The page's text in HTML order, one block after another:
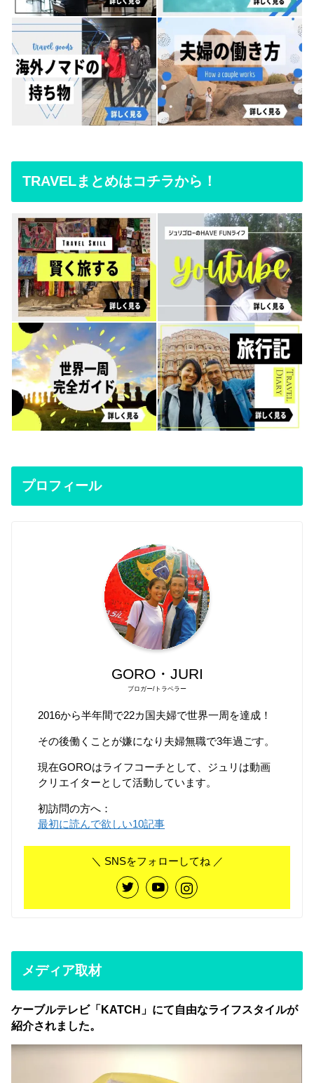
TRAVELまとめはコチラから！
プロフィール
GORO・JURI
ブロガー/トラベラー
2016から半年間で22カ国夫婦で世界一周を達成！
その後働くことが嫌になり夫婦無職で3年過ごす。
現在GOROはライフコーチとして、ジュリは動画
クリエイターとして活動しています。
初訪問の方へ：
最初に読んで欲しい10記事
＼ SNSをフォローしてね ／
メディア取材
ケーブルテレビ「KATCH」にて自由なライフスタイルが
紹介されました。